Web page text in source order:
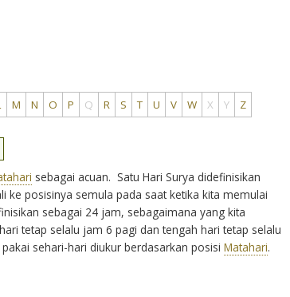
M N O P Q R S T U V W X Y Z
sebagai acuan. Satu Hari Surya didefinisikan
ke posisinya semula pada saat ketika kita memulai
sebagai 24 jam, sebagaimana yang kita
tetap selalu jam 6 pagi dan tengah hari tetap selalu
sehari-hari diukur berdasarkan posisiMatahari.